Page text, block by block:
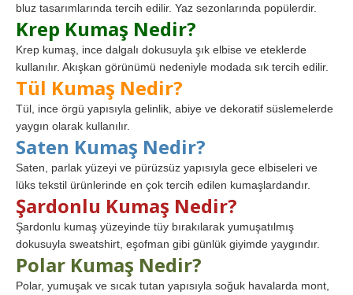
bluz tasarımlarında tercih edilir. Yaz sezonlarında popülerdir.
Krep Kumaş Nedir?
Krep kumaş, ince dalgalı dokusuyla şık elbise ve eteklerde
kullanılır. Akışkan görünümü nedeniyle modada sık tercih edilir.
Tül Kumaş Nedir?
Tül, ince örgü yapısıyla gelinlik, abiye ve dekoratif süslemelerde
yaygın olarak kullanılır.
Saten Kumaş Nedir?
Saten, parlak yüzeyi ve pürüzsüz yapısıyla gece elbiseleri ve
lüks tekstil ürünlerinde en çok tercih edilen kumaşlardandır.
Şardonlu Kumaş Nedir?
Şardonlu kumaş yüzeyinde tüy bırakılarak yumuşatılmış
dokusuyla sweatshirt, eşofman gibi günlük giyimde yaygındır.
Polar Kumaş Nedir?
Polar, yumuşak ve sıcak tutan yapısıyla soğuk havalarda mont,